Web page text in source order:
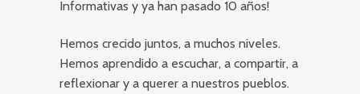
Informativas y ya han pasado 10 años!
Hemos crecido juntos, a muchos niveles.
Hemos aprendido a escuchar, a compartir, a
reflexionar y a querer a nuestros pueblos.